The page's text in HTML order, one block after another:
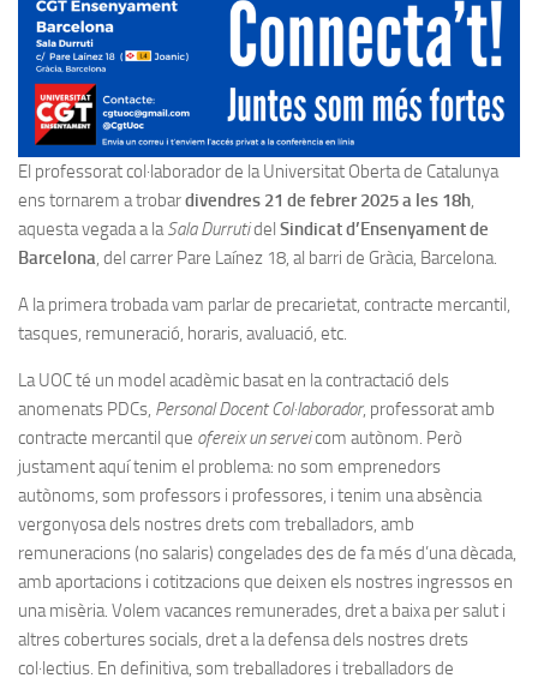
El professorat col·laborador de la Universitat Oberta de Catalunya
ens tornarem a trobardivendres 21 de febrer 2025 a les 18h,
aquesta vegada a laSala Durrutidel Sindicat d’Ensenyament de
Barcelona, del carrer Pare Laínez 18, al barri de Gràcia, Barcelona.
A la primera trobada vam parlar de precarietat, contracte mercantil,
tasques, remuneració, horaris, avaluació, etc.
La UOC té un model acadèmic basat en la contractació dels
anomenats PDCs, Personal Docent Col·laborador, professorat amb
contracte mercantil que ofereix un serveicom autònom. Però
justament aquí tenim el problema: no som emprenedors
autònoms, som professors i professores, i tenim una absència
vergonyosa dels nostres drets com treballadors, amb
remuneracions (no salaris) congelades des de fa més d’una dècada,
amb aportacions i cotitzacions que deixen els nostres ingressos en
una misèria. Volem vacances remunerades, dret a baixa per salut i
altres cobertures socials, dret a la defensa dels nostres drets
col·lectius. En definitiva, som treballadores i treballadors de